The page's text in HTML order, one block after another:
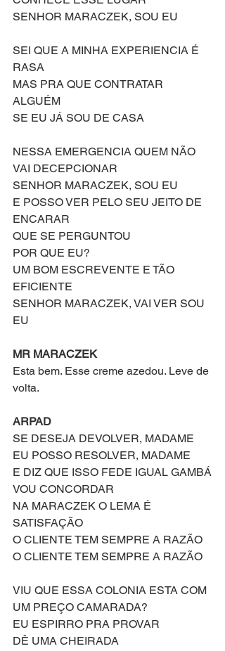
SENHOR MARACZEK, SOU EU
SEI QUE A MINHA EXPERIENCIA É
RASA
MAS PRA QUE CONTRATAR
ALGUÉM
SE EU JÁ SOU DE CASA
NESSA EMERGENCIA QUEM NÃO
VAI DECEPCIONAR
SENHOR MARACZEK, SOU EU
E POSSO VER PELO SEU JEITO DE
ENCARAR
QUE SE PERGUNTOU
POR QUE EU?
UM BOM ESCREVENTE E TÃO
EFICIENTE
SENHOR MARACZEK, VAI VER SOU
EU
MR MARACZEK
Esta bem. Esse creme azedou. Leve de
volta.
ARPAD
SE DESEJA DEVOLVER, MADAME
EU POSSO RESOLVER, MADAME
E DIZ QUE ISSO FEDE IGUAL GAMBÁ
VOU CONCORDAR
NA MARACZEK O LEMA É
SATISFAÇÃO
O CLIENTE TEM SEMPRE A RAZÃO
O CLIENTE TEM SEMPRE A RAZÃO
VIU QUE ESSA COLONIA ESTA COM
UM PREÇO CAMARADA?
EU ESPIRRO PRA PROVAR
DÊ UMA CHEIRADA